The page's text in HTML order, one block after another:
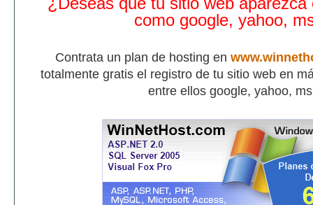
como google, yahoo,
Contrata un plan de hosting en
totalmente gratis el registro de tu sitio web en
entre ellos google, yahoo,